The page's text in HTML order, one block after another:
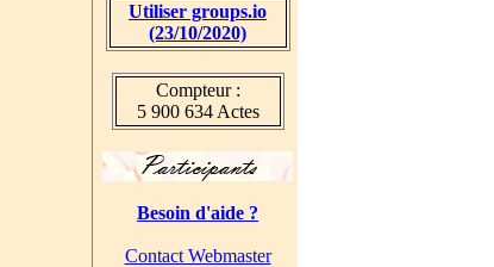
Utiliser groups.io
(23/10/2020)
Compteur :
5 900 634 Actes
Besoin d'aide ?
Contact Webmaster